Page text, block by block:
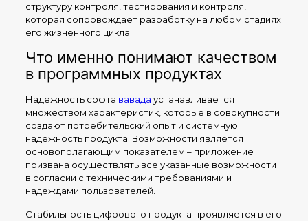
структуру контроля, тестирования и контроля,
которая сопровождает разработку на любом стадиях
его жизненного цикла.
Что именно понимают качеством
в программных продуктах
Надежность софта вавада устанавливается
множеством характеристик, которые в совокупности
создают потребительский опыт и системную
надежность продукта. Возможности является
основополагающим показателем – приложение
призвана осуществлять все указанные возможности
в согласии с техническими требованиями и
надеждами пользователей.
Стабильность цифрового продукта проявляется в его